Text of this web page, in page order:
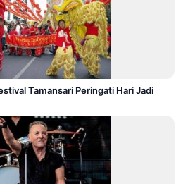
Tamansari Peringati Hari Jadi